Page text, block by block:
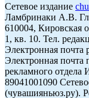
Сетевое издание
Ламбринаки А.В.
610004, Кировская
1, кв. 10. Тел.
Электронная почта
Электронная почта
рекламного отдела
89041001090
(чувашияньюз.ру).